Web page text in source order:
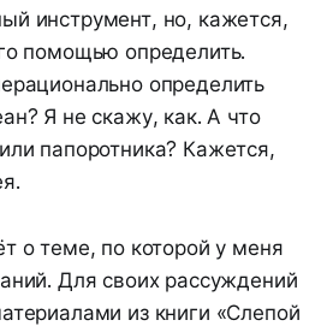
инструмент, но, кажется,
помощью определить.
определить
Я не скажу, как. А что
папоротника? Кажется,
о теме, по которой у меня
Для своих рассуждений
из книги «Слепой